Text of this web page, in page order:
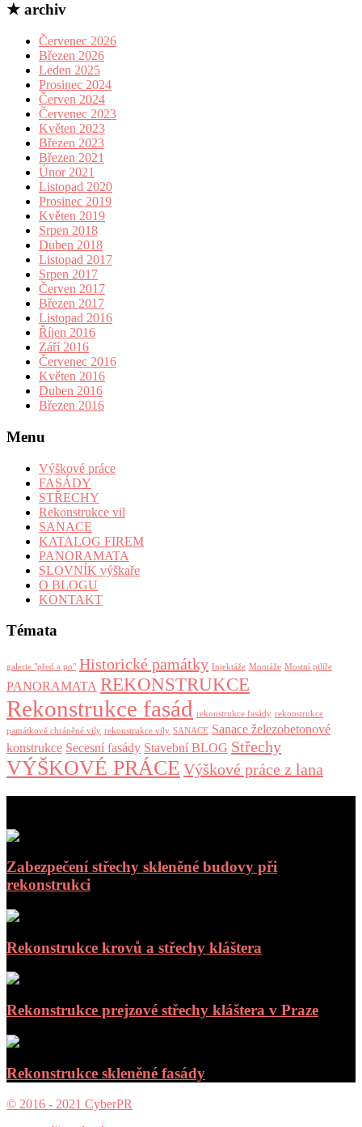
★ archiv
Červenec 2026
Březen 2026
Leden 2025
Prosinec 2024
Červen 2024
Červenec 2023
Květen 2023
Březen 2023
Březen 2021
Únor 2021
Listopad 2020
Prosinec 2019
Květen 2019
Srpen 2018
Duben 2018
Listopad 2017
Srpen 2017
Červen 2017
Březen 2017
Listopad 2016
Říjen 2016
Září 2016
Červenec 2016
Květen 2016
Duben 2016
Březen 2016
Menu
Výškové práce
FASÁDY
STŘECHY
Rekonstrukce vil
SANACE
KATALOG FIREM
PANORAMATA
SLOVNÍK výškaře
O BLOGU
KONTAKT
Témata
galerie "před a po" Historické památky Injektáže Montáže Mostní pilíře
PANORAMATA REKONSTRUKCE
Rekonstrukce fasád rekonstrukce fasády rekonstrukce
památkově chráněné vily rekonstrukce vily SANACE Sanace železobetonové
konstrukce Secesní fasády Stavební BLOG Střechy
VÝŠKOVÉ PRÁCE Výškové práce z lana
Zabezpečení střechy skleněné budovy při
rekonstrukci
Rekonstrukce krovů a střechy kláštera
Rekonstrukce prejzové střechy kláštera v Praze
Rekonstrukce skleněné fasády
© 2016 - 2021 CyberPR